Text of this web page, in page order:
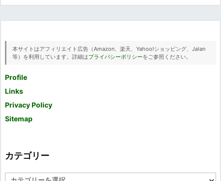
本サイトはアフィリエイト広告（Amazon、楽天、Yahoo!ショッピング、Jalan
等）を利用しています。詳細はプライバシーポリシーをご参照ください。
Profile
Links
Privacy Policy
Sitemap
カテゴリー